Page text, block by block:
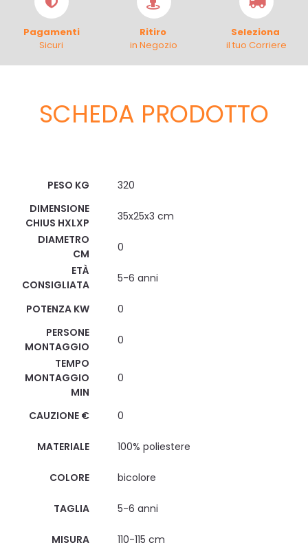
Pagamenti
Sicuri
Ritiro
in Negozio
Seleziona
il tuo Corriere
SCHEDA PRODOTTO
PESO KG
320
DIMENSIONE
CHIUS HXLXP
35x25x3 cm
DIAMETRO
CM
0
ETÀ
CONSIGLIATA
5-6 anni
POTENZA KW
0
PERSONE
MONTAGGIO
0
TEMPO
MONTAGGIO
MIN
0
CAUZIONE € 0
MATERIALE 100% poliestere
COLORE bicolore
TAGLIA 5-6 anni
MISURA 110-115 cm